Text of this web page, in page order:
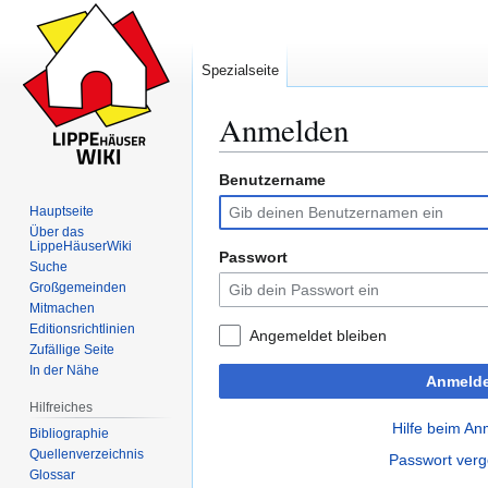
Anmelden
Zur
Navigation
springen
Zur
Suche
springen
Benutzername
Passwort
Angemeldet bleiben
Hilfe beim
Passwort
Spezialseite
Hauptseite
Über das
LippeHäuserWiki
Suche
Großgemeinden
Mitmachen
Editionsrichtlinien
Zufällige Seite
In der Nähe
Hilfreiches
Bibliographie
Quellenverzeichnis
Glossar